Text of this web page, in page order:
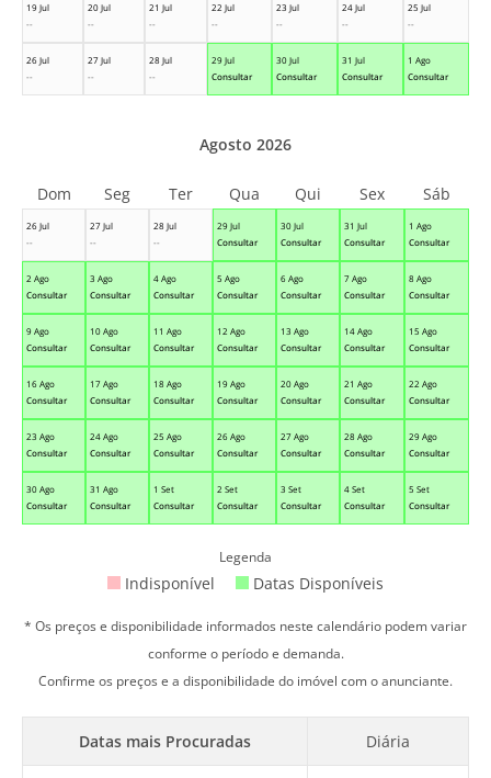
19 Jul
--
20 Jul
--
21 Jul
--
22 Jul
--
23 Jul
--
24 Jul
--
25 Jul
--
26 Jul
--
27 Jul
--
28 Jul
--
29 Jul
Consultar
30 Jul
Consultar
31 Jul
Consultar
1 Ago
Consultar
26 Jul
--
27 Jul
--
28 Jul
--
29 Jul
Consultar
30 Jul
Consultar
31 Jul
Consultar
1 Ago
Consultar
2 Ago
Consultar
3 Ago
Consultar
4 Ago
Consultar
5 Ago
Consultar
6 Ago
Consultar
7 Ago
Consultar
8 Ago
Consultar
9 Ago
Consultar
10 Ago
Consultar
11 Ago
Consultar
12 Ago
Consultar
13 Ago
Consultar
14 Ago
Consultar
15 Ago
Consultar
16 Ago
Consultar
17 Ago
Consultar
18 Ago
Consultar
19 Ago
Consultar
20 Ago
Consultar
21 Ago
Consultar
22 Ago
Consultar
23 Ago
Consultar
24 Ago
Consultar
25 Ago
Consultar
26 Ago
Consultar
27 Ago
Consultar
28 Ago
Consultar
29 Ago
Consultar
30 Ago
Consultar
31 Ago
Consultar
1 Set
Consultar
2 Set
Consultar
3 Set
Consultar
4 Set
Consultar
5 Set
Consultar
Agosto 2026
Dom Seg Ter Qua Qui Sex Sáb
Legenda
Indisponível Datas Disponíveis
* Os preços e disponibilidade informados neste calendário podem variar
conforme o período e demanda.
Confirme os preços e a disponibilidade do imóvel com o anunciante.
Datas mais Procuradas Diária